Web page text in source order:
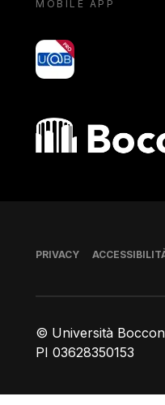
MOBILE APP
yoU@B
Bocconi shop
© Università
PI 03628350153
Piè di pagina
PRIVACY